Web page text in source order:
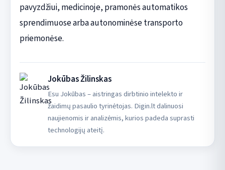
pavyzdžiui, medicinoje, pramonės automatikos
sprendimuose arba autonominėse transporto
priemonėse.
Jokūbas Žilinskas
Esu Jokūbas – aistringas dirbtinio intelekto ir
žaidimų pasaulio tyrinėtojas. Digin.lt dalinuosi
naujienomis ir analizėmis, kurios padeda suprasti
technologijų ateitį.